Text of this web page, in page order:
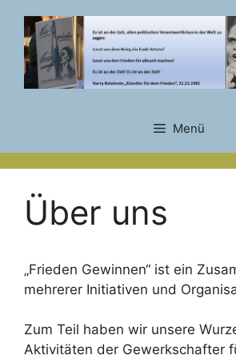
Inhalt
springen
Menü
Über uns
„Frieden Gewinnen“ ist ein
mehrerer Initiativen und
Zum Teil haben wir unsere
Aktivitäten der Gewerkschafter